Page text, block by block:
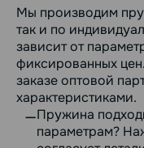
Мы производим
так и по
зависит от
фиксированных
заказе оптовой
характеристиками.
Пружина
параметрам?